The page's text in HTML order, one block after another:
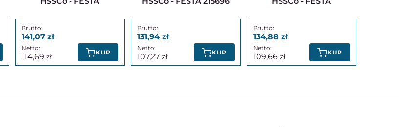
141,07
114,69 KUP
131,94
107,27 KUP
134,88
109,66 KUP